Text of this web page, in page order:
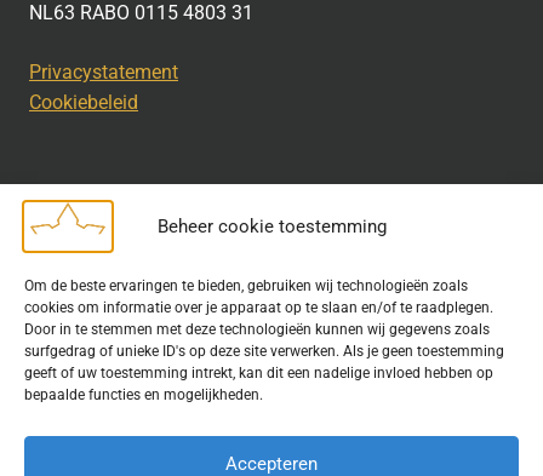
Beheer cookie toestemming
Om de beste ervaringen te bieden, gebruiken wij technologieën zoals
cookies om informatie over je apparaat op te slaan en/of te raadplegen.
Door in te stemmen met deze technologieën kunnen wij gegevens zoals
surfgedrag of unieke ID's op deze site verwerken. Als je geen toestemming
geeft of uw toestemming intrekt, kan dit een nadelige invloed hebben op
bepaalde functies en mogelijkheden.
Accepteren
NL63 RABO 0115 4803 31
Privacystatement
Cookiebeleid
Bij het uitdragen van de doelstelling van de Geschiedkundige
Kring wordt gebruik gemaakt van rechtenvrije informatie en data
waarvoor toestemming is verleend. Indien u op deze site een
publicatie van tekst of beeld aantreft die hier niet aan voldoet,